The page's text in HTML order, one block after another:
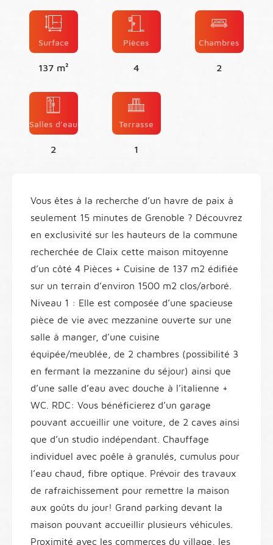
Surface
137 m²
Pièces
4
Chambres
2
Salles d’eau
2
Terrasse
1
Vous êtes à la recherche d’un havre de paix à
seulement 15 minutes de Grenoble ? Découvrez
en exclusivité sur les hauteurs de la commune
recherchée de Claix cette maison mitoyenne
d’un côté 4 Pièces + Cuisine de 137 m2 édifiée
sur un terrain d’environ 1500 m2 clos/arboré.
Niveau 1 : Elle est composée d’une spacieuse
pièce de vie avec mezzanine ouverte sur une
salle à manger, d’une cuisine
équipée/meublée, de 2 chambres (possibilité 3
en fermant la mezzanine du séjour) ainsi que
d’une salle d’eau avec douche à l’italienne +
WC. RDC: Vous bénéficierez d’un garage
pouvant accueillir une voiture, de 2 caves ainsi
que d’un studio indépendant. Chauffage
individuel avec poêle à granulés, cumulus pour
l’eau chaud, fibre optique. Prévoir des travaux
de rafraichissement pour remettre la maison
aux goûts du jour! Grand parking devant la
maison pouvant accueillir plusieurs véhicules.
Proximité avec les commerces du village, les